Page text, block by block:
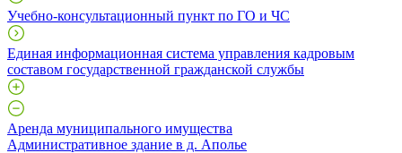
Учебно-консультационный пункт по ГО и ЧС
Единая информационная система управления кадровым
составом государственной гражданской службы
Аренда муниципального имущества
Административное здание в д. Аполье